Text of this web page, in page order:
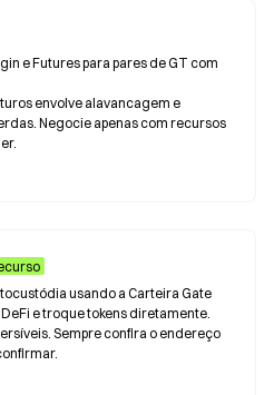
e Futures para pares de GT com
envolve alavancagem e
Negocie apenas com recursos
usando a Carteira Gate
e troque tokens diretamente.
Sempre confira o endereço